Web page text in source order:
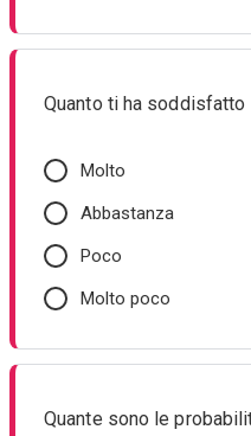
Quanto ti ha soddisfatto
Molto
Abbastanza
Poco
Molto poco
Quante sono le